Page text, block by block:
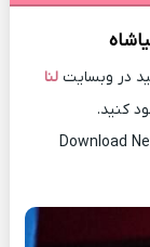
در وبسایتلنا
کنید.
Download